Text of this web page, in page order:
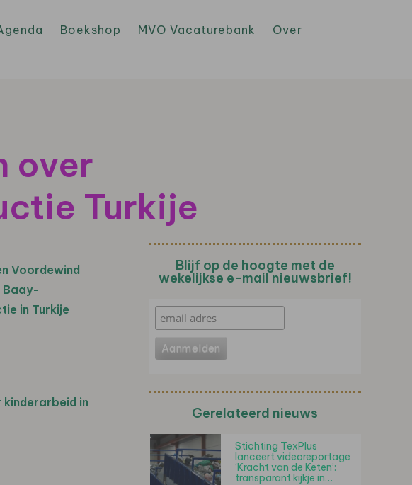
Boekshop MVO Vacaturebank
Over
over
Turkije
Voordewind
Baay-
in Turkije
in
Blijf op de hoogte met de
wekelijkse e-mail nieuwsbrief!
Gerelateerd nieuws
Stichting TexPlus
lanceert videoreportage
‘Kracht van de Keten’:
transparant kijkje in…